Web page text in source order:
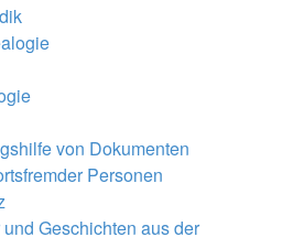
von Dokumenten
Personen
Geschichten aus der